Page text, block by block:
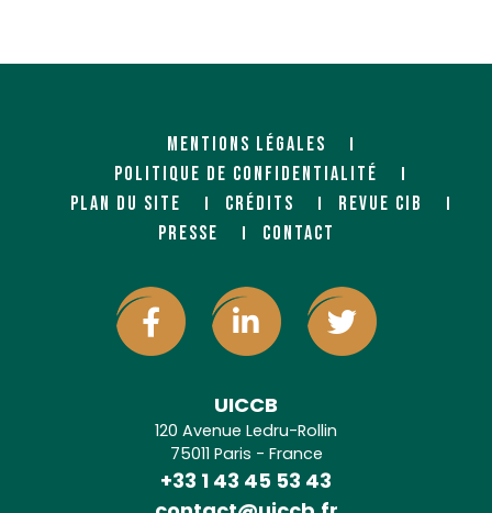
MENTIONS LÉGALES
POLITIQUE DE CONFIDENTIALITÉ
PLAN DU SITE
CRÉDITS
REVUE CIB
PRESSE
CONTACT
UICCB
120 Avenue Ledru-Rollin
75011 Paris - France
+33 1 43 45 53 43